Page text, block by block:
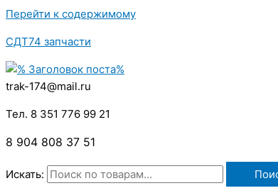
Перейти к содержимому
СДТ74 запчасти
trak-174@mail.ru
Тел. 8 351 776 99 21
8 904 808 37 51
Искать: